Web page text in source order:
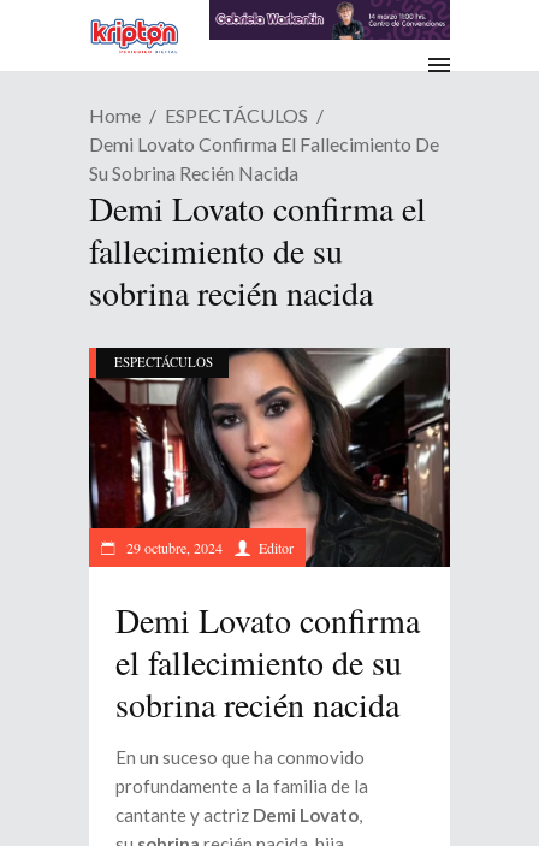
Home
ESPECTÁCULOS
Demi Lovato Confirma El Fallecimiento De
Su Sobrina Recién Nacida
Demi Lovato confirma el
fallecimiento de su
sobrina recién nacida
ESPECTÁCULOS
29 octubre, 2024 Editor
Demi Lovato confirma
el fallecimiento de su
sobrina recién nacida
En un suceso que ha conmovido
profundamente a la familia de la
cantante y actriz Demi Lovato,